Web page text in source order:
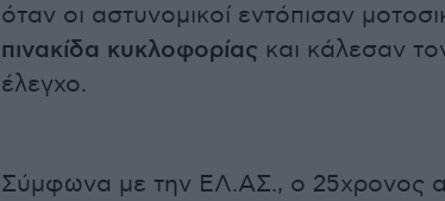
όταν οι αστυνομικοί εντόπισαν
πινακίδα κυκλοφορίας και κάλεσαν
έλεγχο.
Σύμφωνα με την ΕΛ.ΑΣ., ο 25χρονος